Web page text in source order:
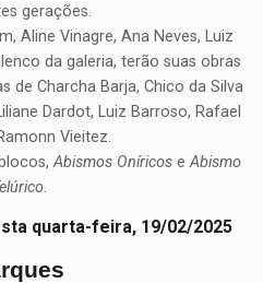
gerações.
Aline Vinagre, Ana Neves, Luiz
da galeria, terão suas obras
de Charcha Barja, Chico da Silva
Dardot, Luiz Barroso, Rafael
Vieitez.
Abismos Oníricos eAbismo
.
quarta-feira, 19/02/2025